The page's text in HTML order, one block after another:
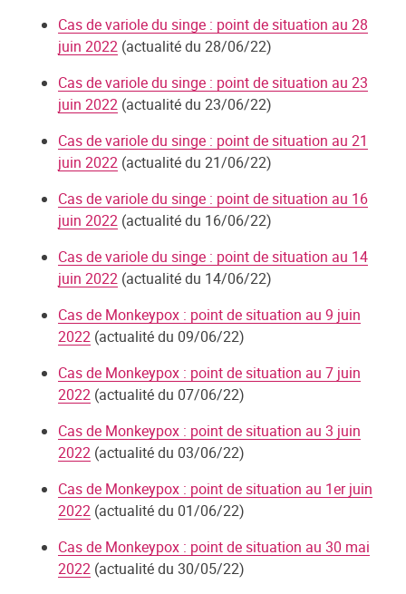
Cas de variole du singe : point de situation au 28
juin 2022 (actualité du 28/06/22)
Cas de variole du singe : point de situation au 23
juin 2022 (actualité du 23/06/22)
Cas de variole du singe : point de situation au 21
juin 2022 (actualité du 21/06/22)
Cas de variole du singe : point de situation au 16
juin 2022 (actualité du 16/06/22)
Cas de variole du singe : point de situation au 14
juin 2022 (actualité du 14/06/22)
Cas de Monkeypox : point de situation au 9 juin
2022 (actualité du 09/06/22)
Cas de Monkeypox : point de situation au 7 juin
2022 (actualité du 07/06/22)
Cas de Monkeypox : point de situation au 3 juin
2022 (actualité du 03/06/22)
Cas de Monkeypox : point de situation au 1er juin
2022 (actualité du 01/06/22)
Cas de Monkeypox : point de situation au 30 mai
2022 (actualité du 30/05/22)